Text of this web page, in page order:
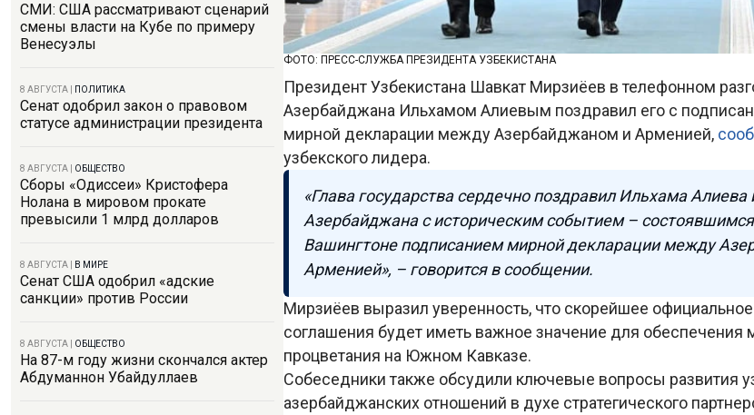
СМИ: США рассматривают сценарий
смены власти на Кубе по примеру
Венесуэлы
8 АВГУСТА ПОЛИТИКА
Сенат одобрил закон о правовом
статусе администрации президента
8 АВГУСТА ОБЩЕСТВО
Сборы «Одиссеи» Кристофера
Нолана в мировом прокате
превысили 1 млрд долларов
8 АВГУСТА В МИРЕ
Сенат США одобрил «адские
санкции» против России
8 АВГУСТА ОБЩЕСТВО
На 87-м году жизни скончался актер
Абдуманнон Убайдуллаев
ФОТО: ПРЕСС-СЛУЖБА ПРЕЗИДЕНТА УЗБЕКИСТАНА
Президент Узбекистана Шавкат Мирзиёев в телефонном
Азербайджана Ильхамом Алиевым поздравил его с
мирной декларации между Азербайджаном и Арменией,
узбекского лидера.
«Глава государства сердечно поздравил Ильхама Алиева
Азербайджана с историческим событием –
Вашингтоне подписанием мирной декларации между
Арменией», – говорится в сообщении.
Мирзиёев выразил уверенность, что скорейшее
соглашения будет иметь важное значение для обеспечения
процветания на Южном Кавказе.
Собеседники также обсудили ключевые вопросы развития
азербайджанских отношений в духе стратегического